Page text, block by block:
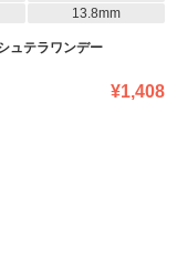
13.8mm
ュテラワンデー
¥1,408